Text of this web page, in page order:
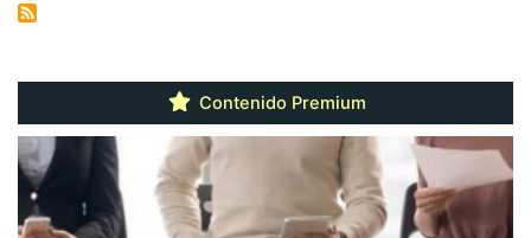
Contenido Premium